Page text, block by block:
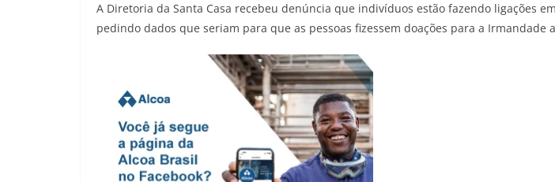
A Diretoria da Santa Casa recebeu denúncia que indivíduos estão fazendo ligações
pedindo dados que seriam para que as pessoas fizessem doações para a Irmandade